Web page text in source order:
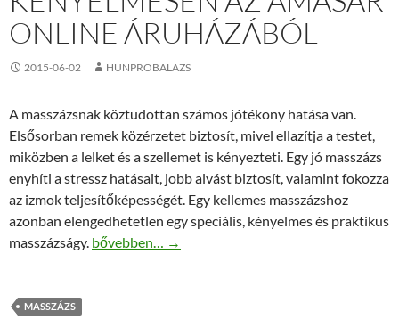
ONLINE ÁRUHÁZÁBÓL
2015-06-02 HUNPROBALAZS
A masszázsnak köztudottan számos jótékony hatása van.
Elsősorban remek közérzetet biztosít, mivel ellazítja a testet,
miközben a lelket és a szellemet is kényezteti. Egy jó masszázs
enyhíti a stressz hatásait, jobb alvást biztosít, valamint fokozza
az izmok teljesítőképességét. Egy kellemes masszázshoz
azonban elengedhetetlen egy speciális, kényelmes és praktikus
masszázságy. Aluvázas masszázságy gyorsan és kényelmesen
bővebben… →
MASSZÁZS